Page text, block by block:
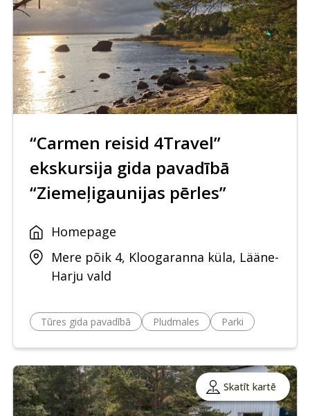
“Carmen reisid 4Travel”
ekskursija gida pavadībā
“Ziemeļigaunijas pērles”
Homepage
Mere põik 4, Kloogaranna küla, Lääne-
Harju vald
Tūres gida pavadībā Pludmales Parki
Skatīt kartē